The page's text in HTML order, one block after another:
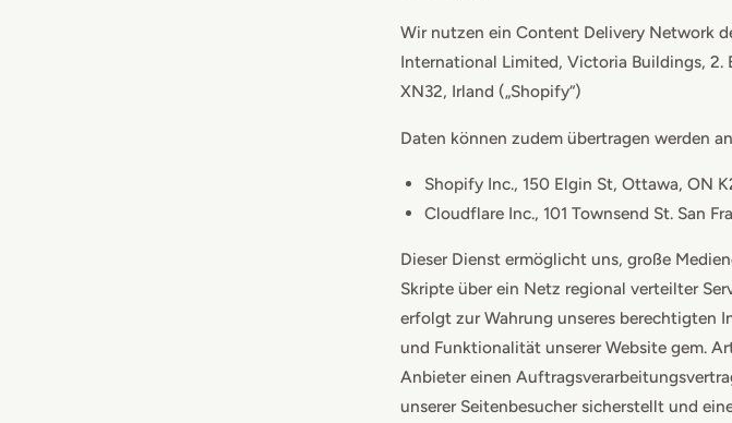
Wir nutzen ein Content Delivery Network
International Limited, Victoria Buildings,
XN32, Irland („Shopify“)
Daten können zudem übertragen werden
Shopify Inc., 150 Elgin St, Ottawa, ON
Cloudflare Inc., 101 Townsend St. San
Dieser Dienst ermöglicht uns, große
Skripte über ein Netz regional verteilter
erfolgt zur Wahrung unseres berechtigten
und Funktionalität unserer Website gem.
Anbieter einen
unserer Seitenbesucher sicherstellt und